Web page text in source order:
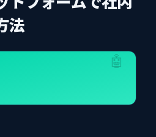
法
🤖